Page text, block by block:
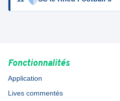
Fonctionnalités
Application
Lives commentés